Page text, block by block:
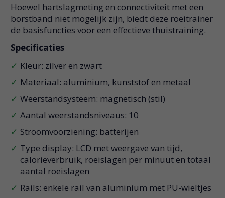
Hoewel hartslagmeting en connectiviteit met een
borstband niet mogelijk zijn, biedt deze roeitrainer
de basisfuncties voor een effectieve thuistraining.
Specificaties
Kleur: zilver en zwart
Materiaal: aluminium, kunststof en metaal
Weerstandsysteem: magnetisch (stil)
Aantal weerstandsniveaus: 10
Stroomvoorziening: batterijen
Type display: LCD met weergave van tijd,
calorieverbruik, roeislagen per minuut en totaal
aantal roeislagen
Rails: enkele rail van aluminium met PU-wieltjes